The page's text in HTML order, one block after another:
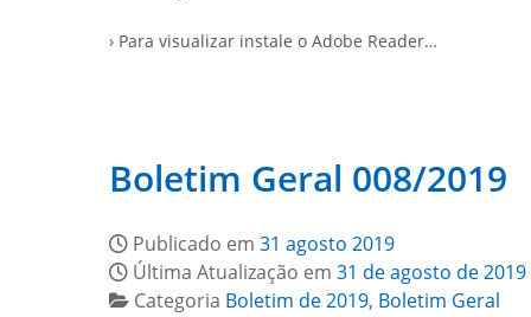
› Para visualizar instale o Adobe Reader…
Boletim Geral 008/2019
Publicado em 31 agosto 2019
Última Atualização em 31 de agosto de 2019
Categoria Boletim de 2019, Boletim Geral